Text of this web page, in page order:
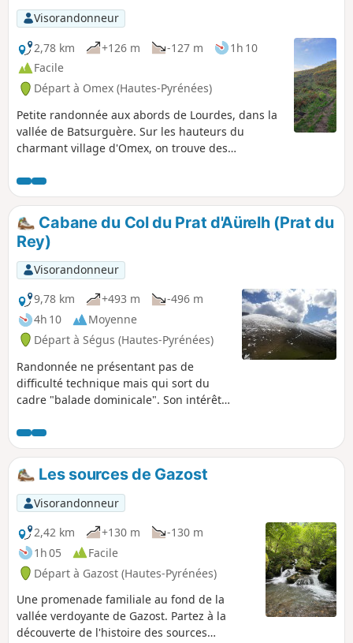
Visorandonneur
2,78 km
+126 m -127 m
1h 10
Facile
Départ à Omex (Hautes-Pyrénées)
Petite randonnée aux abords de Lourdes, dans la
vallée de Batsurguère. Sur les hauteurs du
charmant village d'Omex, on trouve des
source du ruisseau des Moules. Le col est
surmonté du Soum du même nom et du Mail des
Portes, début de la très belle crête des Pernes,
vers le Soum du Montné, porte du massif de
Saint-Pé-de-Bigorre et de la forêt de Très-Crouts.
Cabane du Col du Prat d'Aürelh (Prat du
Rey)
Visorandonneur
9,78 km
+493 m
-496 m
4h 10
Moyenne
Départ à Ségus (Hautes-Pyrénées)
Randonnée ne présentant pas de
difficulté technique mais qui sort du
cadre "balade dominicale". Son intérêt
pastorales au-dessus de la magnifique
vallée de Batsurguère, aux portes de
Lourdes et de faire une pause dans une
cabane-refuge parfaitement
entretenue. A l'Ouest, on perçoit le
vallon de l'Aguée, vers le Col d'Espadres.
Le lieu est calme et superbe. Par
chance, vous serez en compagnie de
chevaux en liberté sur les pelouses du
col.
Les sources de Gazost
Visorandonneur
2,42 km
+130 m
-130 m
1h 05
Facile
Départ à Gazost (Hautes-Pyrénées)
Une promenade familiale au fond de la
vallée verdoyante de Gazost. Partez à la
découverte de l'histoire des sources